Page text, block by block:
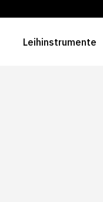
Leihinstrumente